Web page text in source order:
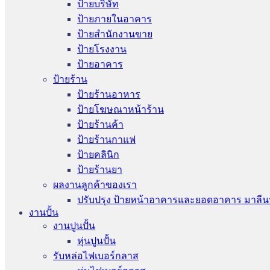
ป้ายบริษัท
ป้ายภายในอาคาร
ป้ายสำนักงานขาย
ป้ายโรงงาน
ป้ายอาคาร
ป้ายร้าน
ป้ายร้านอาหาร
ป้ายโฆษณาหน้าร้าน
ป้ายร้านค้า
ป้ายร้านกาแฟ
ป้ายคลินิก
ป้ายร้านยา
ผลงานลูกค้าของเรา
ปรับปรุง ป้ายหน้าอาคารและยอดอาคาร มาลี
งานปั้น
งานปูนปั้น
หุ่นปูนปั้น
รับหล่อไฟเบอร์กลาส